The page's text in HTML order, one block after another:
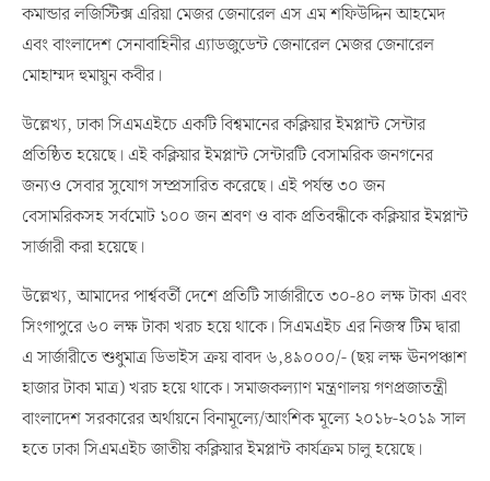
কমান্ডার লজিস্টিক্স এরিয়া মেজর জেনারেল এস এম শফিউদ্দিন আহমেদ
এবং বাংলাদেশ সেনাবাহিনীর এ্যাডজুডেন্ট জেনারেল মেজর জেনারেল
মোহাম্মদ হুমায়ুন কবীর।
উল্লেখ্য, ঢাকা সিএমএইচে একটি বিশ্বমানের কক্লিয়ার ইমপ্লান্ট সেন্টার
প্রতিষ্ঠিত হয়েছে। এই কক্লিয়ার ইমপ্লান্ট সেন্টারটি বেসামরিক জনগনের
জন্যও সেবার সুযোগ সম্প্রসারিত করেছে। এই পর্যন্ত ৩০ জন
বেসামরিকসহ সর্বমোট ১০০ জন শ্রবণ ও বাক প্রতিবন্ধীকে কক্লিয়ার ইমপ্লান্ট
সার্জারী করা হয়েছে।
উল্লেখ্য, আমাদের পার্শ্ববর্তী দেশে প্রতিটি সার্জারীতে ৩০-৪০ লক্ষ টাকা এবং
সিংগাপুরে ৬০ লক্ষ টাকা খরচ হয়ে থাকে। সিএমএইচ এর নিজস্ব টিম দ্বারা
এ সার্জারীতে শুধুমাত্র ডিভাইস ক্রয় বাবদ ৬,৪৯০০০/- (ছয় লক্ষ ঊনপঞ্চাশ
হাজার টাকা মাত্র) খরচ হয়ে থাকে। সমাজকল্যাণ মন্ত্রণালয় গণপ্রজাতন্ত্রী
বাংলাদেশ সরকারের অর্থায়নে বিনামূল্যে/আংশিক মূল্যে ২০১৮-২০১৯ সাল
হতে ঢাকা সিএমএইচ জাতীয় কক্লিয়ার ইমপ্লান্ট কার্যক্রম চালু হয়েছে।